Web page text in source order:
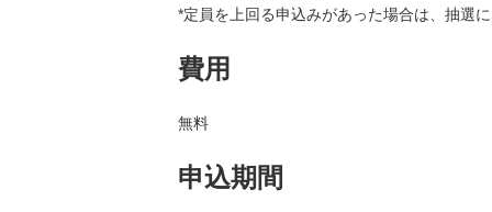
*定員を上回る申込みがあった場合は、抽選に
費用
無料
申込期間